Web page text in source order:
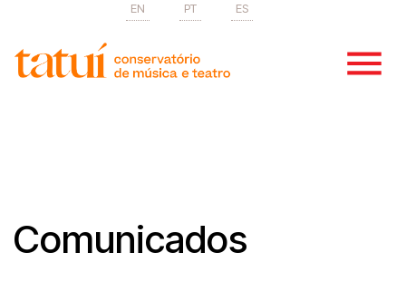
EN PT ES
Comunicados